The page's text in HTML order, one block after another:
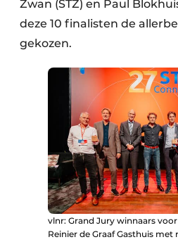
Zwan (STZ) en Paul
deze 10 finalisten de
gekozen.
vlnr: Grand Jury winnaars
Reinier de Graaf Gasthuis met